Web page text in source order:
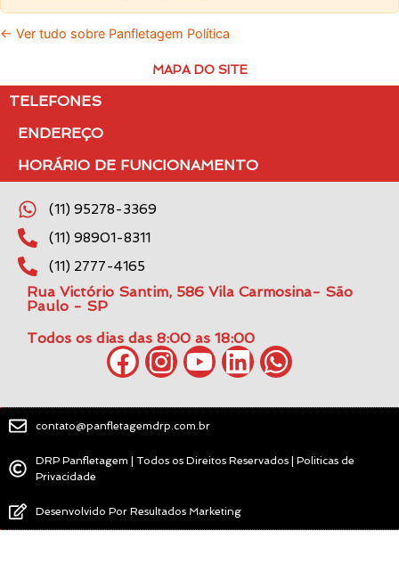
← Ver tudo sobre Panfletagem Política
MAPA DO SITE
TELEFONES
ENDEREÇO
HORÁRIO DE FUNCIONAMENTO
(11) 95278-3369
(11) 98901-8311
(11) 2777-4165
Rua Victório Santim, 586 Vila Carmosina- São
Paulo - SP
Todos os dias das 8:00 as 18:00
contato@panfletagemdrp.com.br
DRP Panfletagem | Todos os Direitos Reservados | Politicas de
Privacidade
Desenvolvido Por Resultados Marketing